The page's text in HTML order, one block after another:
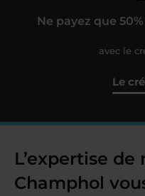
Ne payez que
avec le
Le
L’expertise
Champhol